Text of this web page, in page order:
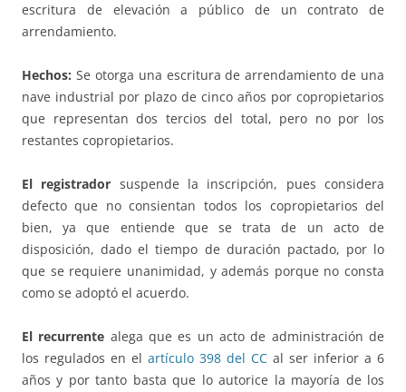
escritura de elevación a público de un contrato de
arrendamiento.
Hechos: Se otorga una escritura de arrendamiento de una
nave industrial por plazo de cinco años por copropietarios
que representan dos tercios del total, pero no por los
restantes copropietarios.
El registrador suspende la inscripción, pues considera
defecto que no consientan todos los copropietarios del
bien, ya que entiende que se trata de un acto de
disposición, dado el tiempo de duración pactado, por lo
que se requiere unanimidad, y además porque no consta
como se adoptó el acuerdo.
El recurrente alega que es un acto de administración de
los regulados en el artículo 398 del CC al ser inferior a 6
años y por tanto basta que lo autorice la mayoría de los